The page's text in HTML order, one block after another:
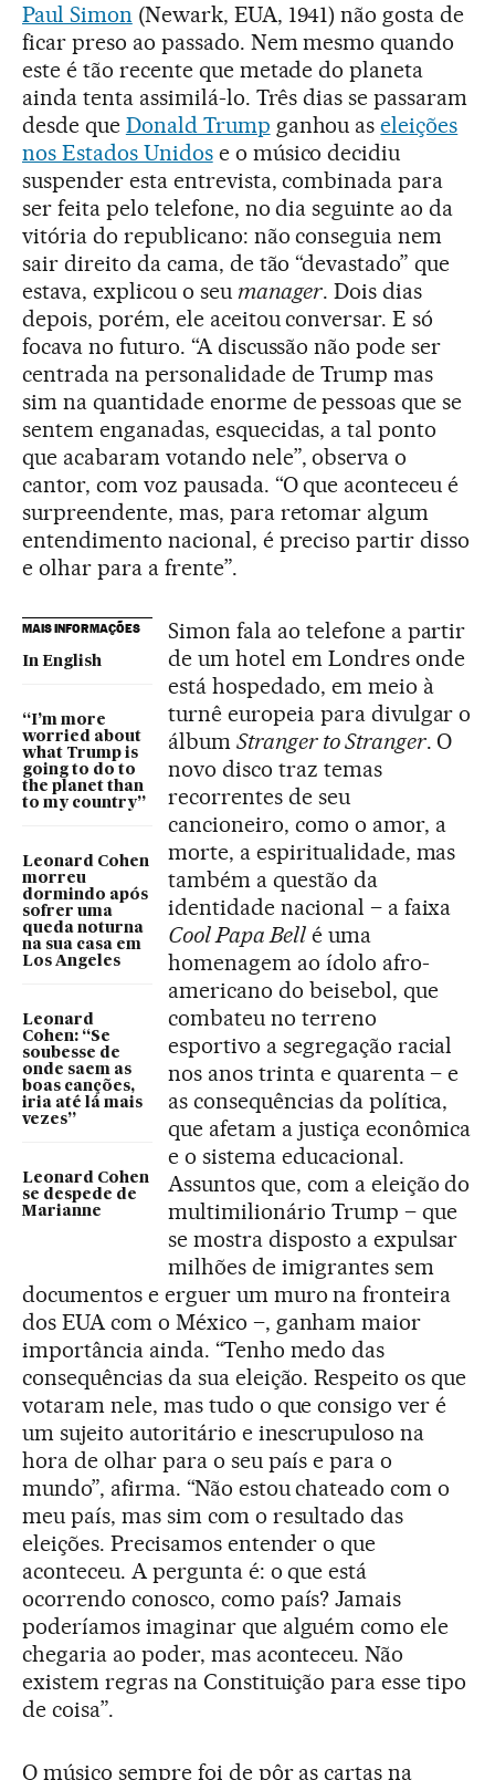
Paul Simon (Newark, EUA, 1941) não gosta de
ficar preso ao passado. Nem mesmo quando
este é tão recente que metade do planeta
ainda tenta assimilá-lo. Três dias se passaram
desde que Donald Trump ganhou aseleições
nos Estados Unidose o músico decidiu
suspender esta entrevista, combinada para
ser feita pelo telefone, no dia seguinte ao da
vitória do republicano: não conseguia nem
sair direito da cama, de tão “devastado” que
estava, explicou o seu manager. Dois dias
depois, porém, ele aceitou conversar. E só
focava no futuro. “A discussão não pode ser
centrada na personalidade de Trump mas
sim na quantidade enorme de pessoas que se
sentem enganadas, esquecidas, a tal ponto
que acabaram votando nele”, observa o
cantor, com voz pausada. “O que aconteceu é
surpreendente, mas, para retomar algum
entendimento nacional, é preciso partir disso
e olhar para a frente”.
MAIS INFORMAÇÕES
In English
“I’m more
worried about
what Trump is
going to do to
the planet than
to my country”
Leonard Cohen
morreu
dormindo após
sofrer uma
queda noturna
na sua casa em
Los Angeles
Leonard
Cohen: “Se
soubesse de
onde saem as
boas canções,
iria até lá mais
vezes”
Leonard Cohen
se despede de
Marianne
Simon fala ao telefone a partir
de um hotel em Londres onde
está hospedado, em meio à
turnê europeia para divulgar o
álbum Stranger to Stranger. O
novo disco traz temas
recorrentes de seu
cancioneiro, como o amor, a
morte, a espiritualidade, mas
também a questão da
identidade nacional – a faixa
Cool Papa Bellé uma
homenagem ao ídolo afro-
americano do beisebol, que
combateu no terreno
esportivo a segregação racial
nos anos trinta e quarenta – e
as consequências da política,
que afetam a justiça econômica
e o sistema educacional.
Assuntos que, com a eleição do
multimilionário Trump – que
se mostra disposto a expulsar
milhões de imigrantes sem
documentos e erguer um muro na fronteira
dos EUA com o México –, ganham maior
importância ainda. “Tenho medo das
consequências da sua eleição. Respeito os que
votaram nele, mas tudo o que consigo ver é
um sujeito autoritário e inescrupuloso na
hora de olhar para o seu país e para o
mundo”, afirma. “Não estou chateado com o
meu país, mas sim com o resultado das
eleições. Precisamos entender o que
aconteceu. A pergunta é: o que está
ocorrendo conosco, como país? Jamais
poderíamos imaginar que alguém como ele
chegaria ao poder, mas aconteceu. Não
existem regras na Constituição para esse tipo
de coisa”.
O músico sempre foi de pôr as cartas na